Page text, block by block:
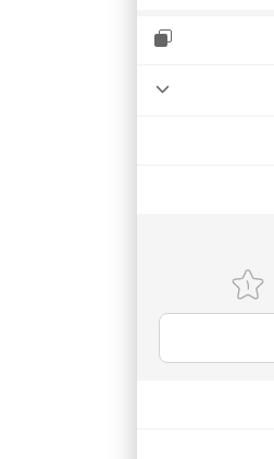
۸:۳۰ تا ۲۲
۸:۳۰ تا ۲۲